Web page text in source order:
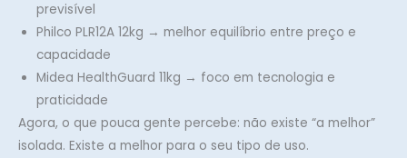
previsível
Philco PLR12A 12kg → melhor equilíbrio entre preço e
capacidade
Midea HealthGuard 11kg → foco em tecnologia e
praticidade
Agora, o que pouca gente percebe: não existe “a melhor”
isolada. Existe a melhor para o seu tipo de uso.